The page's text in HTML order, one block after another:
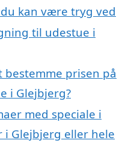
kan være tryg ved
til udestue i
bestemme prisen på
i Glejbjerg?
med speciale i
Glejbjerg eller hele